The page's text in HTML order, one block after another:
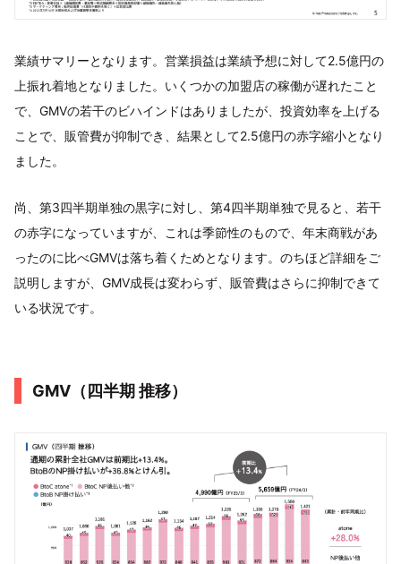
業績サマリーとなります。営業損益は業績予想に対して2.5億円の
上振れ着地となりました。いくつかの加盟店の稼働が遅れたこと
で、GMVの若干のビハインドはありましたが、投資効率を上げる
ことで、販管費が抑制でき、結果として2.5億円の赤字縮小となり
ました。
尚、第3四半期単独の黒字に対し、第4四半期単独で見ると、若干
の赤字になっていますが、これは季節性のもので、年末商戦があ
ったのに比べGMVは落ち着くためとなります。のちほど詳細をご
説明しますが、GMV成長は変わらず、販管費はさらに抑制できて
いる状況です。
GMV（四半期 推移）